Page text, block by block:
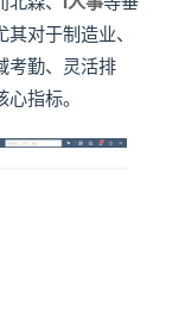
对于制造业、
考勤、灵活排
指标。